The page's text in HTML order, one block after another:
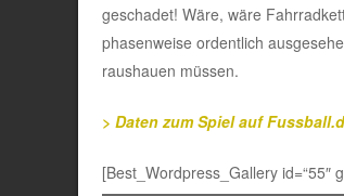
geschadet! Wäre, wäre
phasenweise ordentlich
raushauen müssen.
> Daten zum Spiel auf
[Best_Wordpress_Gallery id=“55″